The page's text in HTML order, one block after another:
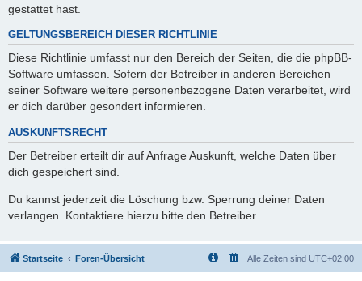
gestattet hast.
GELTUNGSBEREICH DIESER RICHTLINIE
Diese Richtlinie umfasst nur den Bereich der Seiten, die die phpBB-
Software umfassen. Sofern der Betreiber in anderen Bereichen
seiner Software weitere personenbezogene Daten verarbeitet, wird
er dich darüber gesondert informieren.
AUSKUNFTSRECHT
Der Betreiber erteilt dir auf Anfrage Auskunft, welche Daten über
dich gespeichert sind.
Du kannst jederzeit die Löschung bzw. Sperrung deiner Daten
verlangen. Kontaktiere hierzu bitte den Betreiber.
Startseite Foren-Übersicht Alle Zeiten sind UTC+02:00